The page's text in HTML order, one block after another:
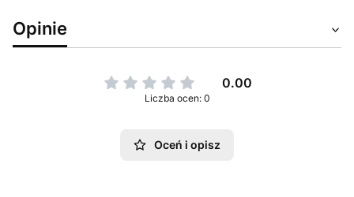
Opinie
0.00
Liczba ocen: 0
Oceń i opisz